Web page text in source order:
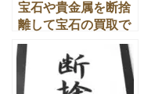
宝石や貴金属を断捨
離して宝石の買取で
１０万円できた方法
とは